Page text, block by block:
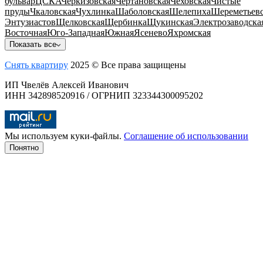
прудыЧкаловскаяЧухлинкаШаболовскаяШелепиха
ЭнтузиастовЩелковскаяЩербинкаЩукинская
ВосточнаяЮго-ЗападнаяЮжнаяЯсеневоЯхромская
Показать все
Снять квартиру 2025 © Все права защищены
ИП Чвелёв Алексей Иванович
ИНН 342898520916 / ОГРНИП 323344300095202
Мы используем куки-файлы. Соглашение об использовании
Понятно